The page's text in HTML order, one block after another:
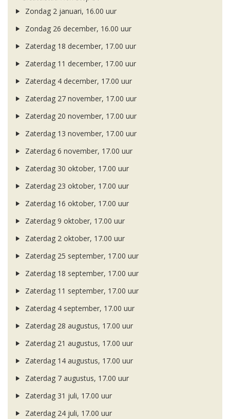
Zondag 2 januari, 16.00 uur
Zondag 26 december, 16.00 uur
Zaterdag 18 december, 17.00 uur
Zaterdag 11 december, 17.00 uur
Zaterdag 4 december, 17.00 uur
Zaterdag 27 november, 17.00 uur
Zaterdag 20 november, 17.00 uur
Zaterdag 13 november, 17.00 uur
Zaterdag 6 november, 17.00 uur
Zaterdag 30 oktober, 17.00 uur
Zaterdag 23 oktober, 17.00 uur
Zaterdag 16 oktober, 17.00 uur
Zaterdag 9 oktober, 17.00 uur
Zaterdag 2 oktober, 17.00 uur
Zaterdag 25 september, 17.00 uur
Zaterdag 18 september, 17.00 uur
Zaterdag 11 september, 17.00 uur
Zaterdag 4 september, 17.00 uur
Zaterdag 28 augustus, 17.00 uur
Zaterdag 21 augustus, 17.00 uur
Zaterdag 14 augustus, 17.00 uur
Zaterdag 7 augustus, 17.00 uur
Zaterdag 31 juli, 17.00 uur
Zaterdag 24 juli, 17.00 uur